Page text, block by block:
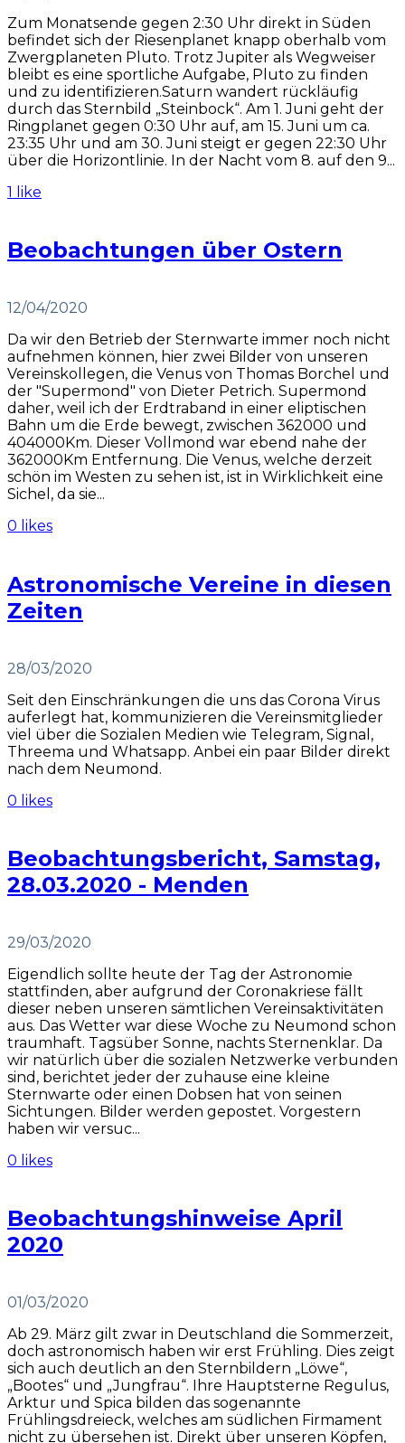
Zum Monatsende gegen 2:30 Uhr direkt in Süden
befindet sich der Riesenplanet knapp oberhalb vom
Zwergplaneten Pluto. Trotz Jupiter als Wegweiser
bleibt es eine sportliche Aufgabe, Pluto zu finden
und zu identifizieren.Saturn wandert rückläufig
durch das Sternbild „Steinbock“. Am 1. Juni geht der
Ringplanet gegen 0:30 Uhr auf, am 15. Juni um ca.
23:35 Uhr und am 30. Juni steigt er gegen 22:30 Uhr
über die Horizontlinie. In der Nacht vom 8. auf den 9...
1 like
Beobachtungen über Ostern
12/04/2020
Da wir den Betrieb der Sternwarte immer noch nicht
aufnehmen können, hier zwei Bilder von unseren
Vereinskollegen, die Venus von Thomas Borchel und
der "Supermond" von Dieter Petrich. Supermond
daher, weil ich der Erdtraband in einer eliptischen
Bahn um die Erde bewegt, zwischen 362000 und
404000Km. Dieser Vollmond war ebend nahe der
362000Km Entfernung. Die Venus, welche derzeit
schön im Westen zu sehen ist, ist in Wirklichkeit eine
Sichel, da sie...
0 likes
Astronomische Vereine in diesen
Zeiten
28/03/2020
Seit den Einschränkungen die uns das Corona Virus
auferlegt hat, kommunizieren die Vereinsmitglieder
viel über die Sozialen Medien wie Telegram, Signal,
Threema und Whatsapp. Anbei ein paar Bilder direkt
nach dem Neumond.
0 likes
Beobachtungsbericht, Samstag,
28.03.2020 - Menden
29/03/2020
Eigendlich sollte heute der Tag der Astronomie
stattfinden, aber aufgrund der Coronakriese fällt
dieser neben unseren sämtlichen Vereinsaktivitäten
aus. Das Wetter war diese Woche zu Neumond schon
traumhaft. Tagsüber Sonne, nachts Sternenklar. Da
wir natürlich über die sozialen Netzwerke verbunden
sind, berichtet jeder der zuhause eine kleine
Sternwarte oder einen Dobsen hat von seinen
Sichtungen. Bilder werden gepostet. Vorgestern
haben wir versuc...
0 likes
Beobachtungshinweise April
2020
01/03/2020
Ab 29. März gilt zwar in Deutschland die Sommerzeit,
doch astronomisch haben wir erst Frühling. Dies zeigt
sich auch deutlich an den Sternbildern „Löwe“,
„Bootes“ und „Jungfrau“. Ihre Hauptsterne Regulus,
Arktur und Spica bilden das sogenannte
Frühlingsdreieck, welches am südlichen Firmament
nicht zu übersehen ist. Direkt über unseren Köpfen,